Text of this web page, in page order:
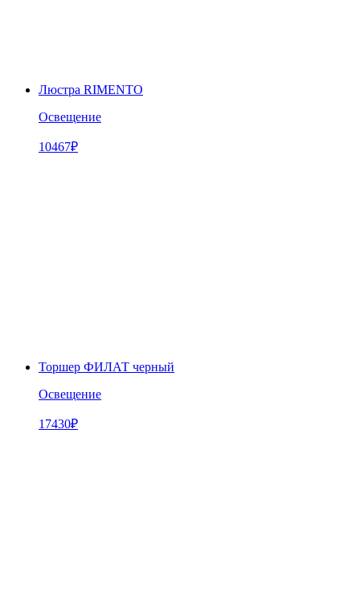
Люстра RIMENTO
Освещение
10467₽
Торшер ФИЛАТ черный
Освещение
17430₽